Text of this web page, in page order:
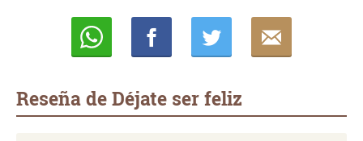
Reseña de Déjate ser feliz